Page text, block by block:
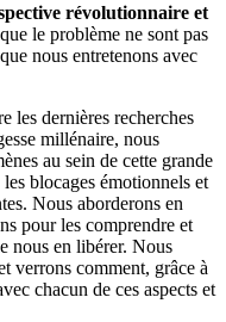
révolutionnaire et
le problème ne sont pas
nous entretenons avec
les dernières recherches
millénaire, nous
au sein de cette grande
blocages émotionnels et
Nous aborderons en
pour les comprendre et
nous en libérer. Nous
verrons comment, grâce à
chacun de ces aspects et